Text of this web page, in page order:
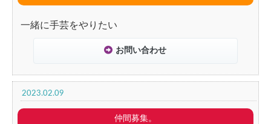
一緒に手芸をやりたい
お問い合わせ
2023.02.09
仲間募集。